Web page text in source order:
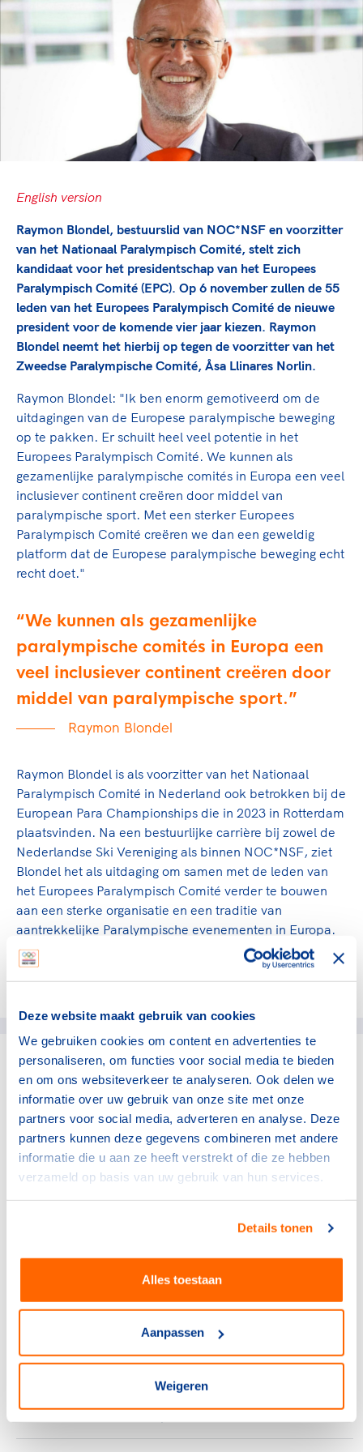
Deze website maakt gebruik van cookies
We gebruiken cookies om content en advertenties te
personaliseren, om functies voor social media te bieden
en om ons websiteverkeer te analyseren. Ook delen we
informatie over uw gebruik van onze site met onze
partners voor social media, adverteren en analyse. Deze
partners kunnen deze gegevens combineren met andere
informatie die u aan ze heeft verstrekt of die ze hebben
verzameld op basis van uw gebruik van hun services.
Details tonen
Alles toestaan
Aanpassen
Weigeren
Sportonderzoek
Sportakkoord II
Olympische geschiedenis
Columns
Sport gaat niet vanzelf
Sport verenigt. Op sportclubs, pleintjes, tijdens
de sportschool te gaan. Door samen te juichen
voor Sifan Hassan, Rico Verhoeven, Diede de
Groot en het Nederlands Elftal. Of met trots te
genieten van de karatewedstrijd van je dochter,
de halve marathon van je moeder of de
hockeywedstrijd van je buurjongen.
Lees verder
Veilige en integere sport
Diversiteit en inclusie
Gezonde sportomgeving
Bekwaam sportkader
Vitale clubs en bestuurlijk kader
Handboek Wet- en Regelgeving
Opleidingen en trainingen
High5 Stappenplan
Ruimte voor sport
Clubondersteuning
Samen voor een veilige
sportomgeving
Voor welk gedrag staat de club? Wat mag wel
langs de lijn, in de kleedkamer, kantine en online?
En wat mag vooral niet? Een gedragscode geeft
hier richting aan en is dus een belangrijk
onderdeel van het clubbeleid rondom gewenst en
TeamNL Academie Kalender
Kennisaanbod TeamNL Experts
TeamNL Sport Science Centre
Olympische Spelen LA28
Europese Spelen Istanbul 2027
Topsportbeleid
Topsportfinanciering
Maatschappelijke waarde topsport
Top teamsportcompetities
De TeamNL Academie
De TeamNL Academie biedt een leer- en
ontwikkelprogramma voor de volgende functies
binnen TeamNL programma's: experts, coaches,
bestuurders, (technisch) directeuren, managers en
toekomstig kader.
Lees verder
English version
Raymon Blondel, bestuurslid van NOC*NSF en voorzitter
van het Nationaal Paralympisch Comité, stelt zich
kandidaat voor het presidentschap van het Europees
Paralympisch Comité (EPC). Op 6 november zullen de 55
leden van het Europees Paralympisch Comité de nieuwe
president voor de komende vier jaar kiezen. Raymon
Blondel neemt het hierbij op tegen de voorzitter van het
Zweedse Paralympische Comité, Åsa Llinares Norlin.
Raymon Blondel: "Ik ben enorm gemotiveerd om de
uitdagingen van de Europese paralympische beweging
op te pakken. Er schuilt heel veel potentie in het
Europees Paralympisch Comité. We kunnen als
gezamenlijke paralympische comités in Europa een veel
inclusiever continent creëren door middel van
paralympische sport. Met een sterker Europees
Paralympisch Comité creëren we dan een geweldig
platform dat de Europese paralympische beweging echt
recht doet."
We kunnen als gezamenlijke
paralympische comités in Europa een
veel inclusiever continent creëren door
middel van paralympische sport.
Raymon Blondel
Raymon Blondel is als voorzitter van het Nationaal
Paralympisch Comité in Nederland ook betrokken bij de
European Para Championships die in 2023 in Rotterdam
plaatsvinden. Na een bestuurlijke carrière bij zowel de
Nederlandse Ski Vereniging als binnen NOC*NSF, ziet
Blondel het als uitdaging om samen met de leden van
het Europees Paralympisch Comité verder te bouwen
aan een sterke organisatie en een traditie van
aantrekkelijke Paralympische evenementen in Europa.
Deel dit artikel op social media:
gerelateerde artikelen
NOC*NSF
Verlos het midden- en
kleinbedrijf van de rekening
voor sportblessures
15 juli 2026
Sport en bewegen als basis
voor een sterke provincie
6 juli 2026
NOC*NSF
Frankrijk kiest voor Thialf:
olympisch schaatsen 2030 in
Heerenveen